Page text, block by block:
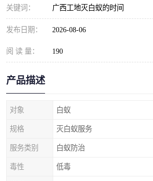
关键词： 广西工地灭白蚁的时间
发布日期： 2026-08-06
阅 读 量： 190
产品描述
对象 白蚁
规格 灭白蚁服务
服务类别 白蚁防治
毒性 低毒